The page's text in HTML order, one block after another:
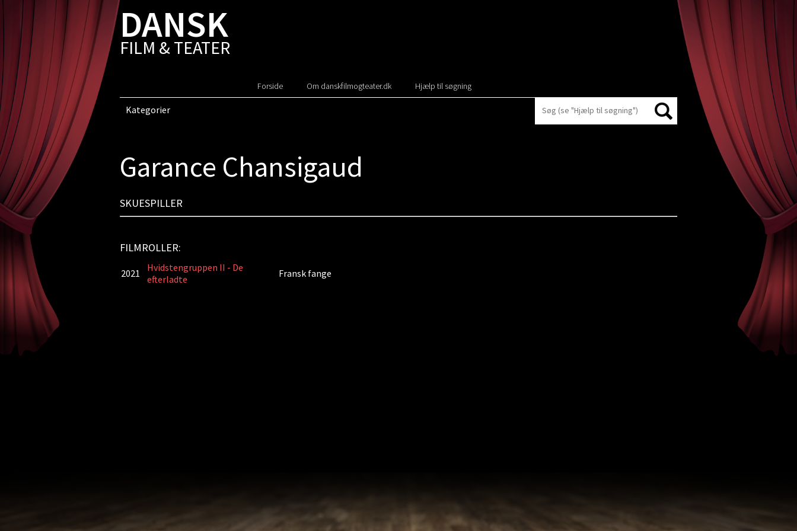
DANSK
FILM & TEATER
Forside Om danskfilmogteater.dk Hjælp til søgning
Kategorier
Garance Chansigaud
SKUESPILLER
FILMROLLER:
2021
Hvidstengruppen II - De
efterladte
Fransk fange